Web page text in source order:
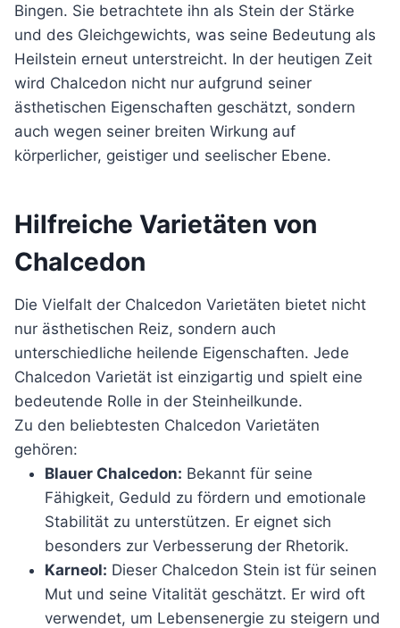
Bingen. Sie betrachtete ihn als Stein der Stärke
und des Gleichgewichts, was seine Bedeutung als
Heilstein erneut unterstreicht. In der heutigen Zeit
wird Chalcedon nicht nur aufgrund seiner
ästhetischen Eigenschaften geschätzt, sondern
auch wegen seiner breiten Wirkung auf
körperlicher, geistiger und seelischer Ebene.
Hilfreiche Varietäten von
Chalcedon
Die Vielfalt der Chalcedon Varietäten bietet nicht
nur ästhetischen Reiz, sondern auch
unterschiedliche heilende Eigenschaften. Jede
Chalcedon Varietät ist einzigartig und spielt eine
bedeutende Rolle in der Steinheilkunde.
Zu den beliebtesten Chalcedon Varietäten
gehören:
Blauer Chalcedon: Bekannt für seine
Fähigkeit, Geduld zu fördern und emotionale
Stabilität zu unterstützen. Er eignet sich
besonders zur Verbesserung der Rhetorik.
Karneol: Dieser Chalcedon Stein ist für seinen
Mut und seine Vitalität geschätzt. Er wird oft
verwendet, um Lebensenergie zu steigern und